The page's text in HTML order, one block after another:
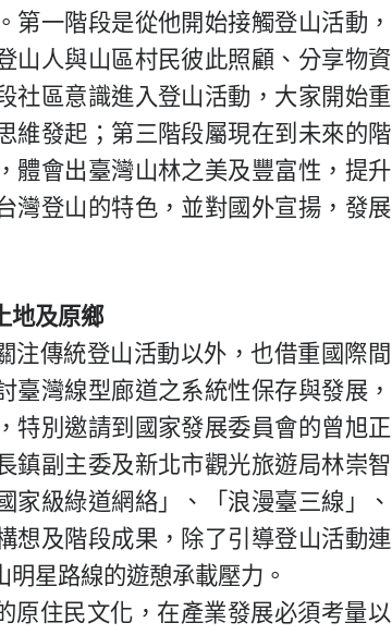
第一階段是從他開始接觸登山活動，
山人與山區村民彼此照顧、分享物資
社區意識進入登山活動，大家開始重
維發起；第三階段屬現在到未來的階
體會出臺灣山林之美及豐富性，提升
灣登山的特色，並對國外宣揚，發展
地及原鄉
注傳統登山活動以外，也借重國際間
臺灣線型廊道之系統性保存與發展，
特別邀請到國家發展委員會的曾旭正
鎮副主委及新北市觀光旅遊局林崇智
家級綠道網絡」、「浪漫臺三線」、
想及階段成果，除了引導登山活動連
星路線的遊憩承載壓力。
原住民文化，在產業發展必須考量以